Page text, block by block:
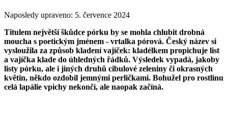
Naposledy upraveno: 5. července 2024
Titulem největší škůdce pórku by se mohla chlubit drobná
moucha s poetickým jménem - vrtalka pórová. Český název si
vysloužila za způsob kladení vajíček: kladélkem propichuje list
a vajíčka klade do úhledných řádků. Výsledek vypadá, jakoby
listy pórku, ale i jiných druhů cibulové zeleniny či okrasných
květin, někdo ozdobil jemnými perličkami. Bohužel pro rostlinu
celá lapálie vpichy nekončí, ale naopak začíná.